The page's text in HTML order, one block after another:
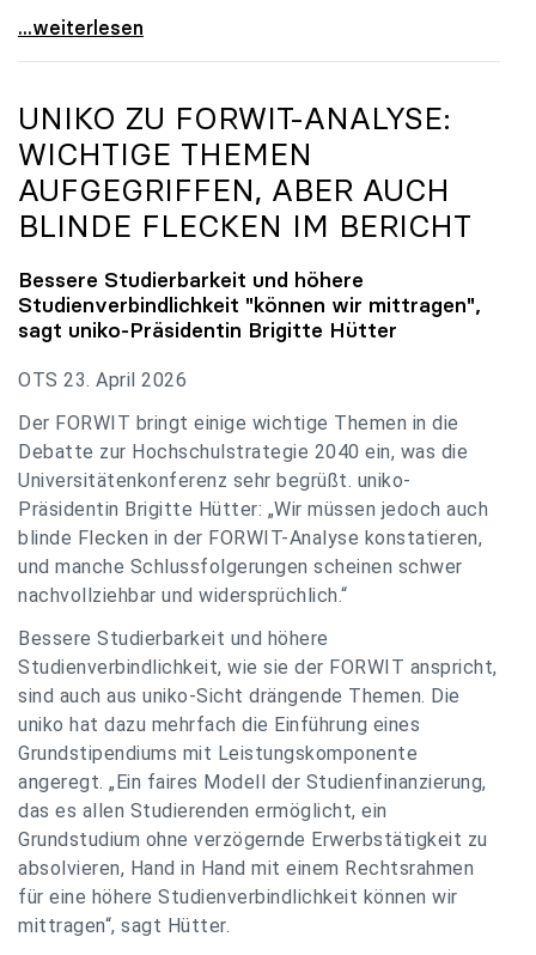
uniko zu Budgetverhandlungen: Universitäten sind
...weiterlesen
UNIKO ZU FORWIT-ANALYSE:
WICHTIGE THEMEN
AUFGEGRIFFEN, ABER AUCH
BLINDE FLECKEN IM BERICHT
Bessere Studierbarkeit und höhere
Studienverbindlichkeit "können wir mittragen",
sagt uniko-Präsidentin Brigitte Hütter
OTS 23. April 2026
Der FORWIT bringt einige wichtige Themen in die
Debatte zur Hochschulstrategie 2040 ein, was die
Universitätenkonferenz sehr begrüßt. uniko-
Präsidentin Brigitte Hütter: „Wir müssen jedoch auch
blinde Flecken in der FORWIT-Analyse konstatieren,
und manche Schlussfolgerungen scheinen schwer
nachvollziehbar und widersprüchlich.“
Bessere Studierbarkeit und höhere
Studienverbindlichkeit, wie sie der FORWIT anspricht,
sind auch aus uniko-Sicht drängende Themen. Die
uniko hat dazu mehrfach die Einführung eines
Grundstipendiums mit Leistungskomponente
angeregt. „Ein faires Modell der Studienfinanzierung,
das es allen Studierenden ermöglicht, ein
Grundstudium ohne verzögernde Erwerbstätigkeit zu
absolvieren, Hand in Hand mit einem Rechtsrahmen
für eine höhere Studienverbindlichkeit können wir
mittragen“, sagt Hütter.